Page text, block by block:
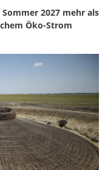
2027 mehr als
Öko-Strom